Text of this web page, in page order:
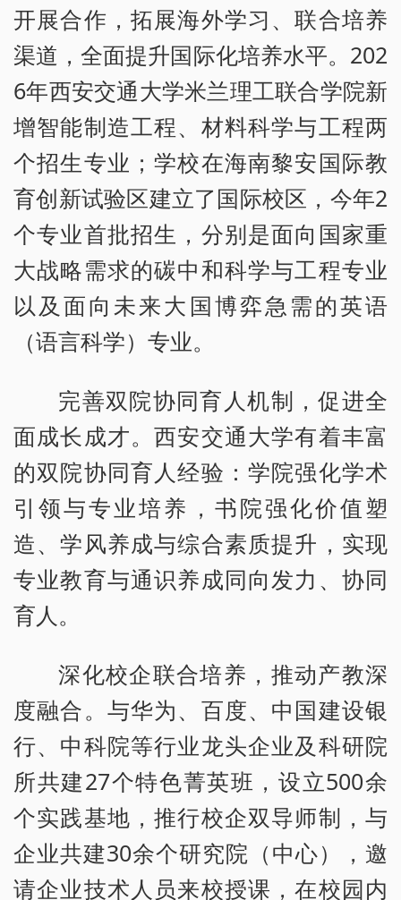
开展合作，拓展海外学习、联合培养
渠道，全面提升国际化培养水平。202
6年西安交通大学米兰理工联合学院新
增智能制造工程、材料科学与工程两
个招生专业；学校在海南黎安国际教
育创新试验区建立了国际校区，今年2
个专业首批招生，分别是面向国家重
大战略需求的碳中和科学与工程专业
以及面向未来大国博弈急需的英语
（语言科学）专业。
完善双院协同育人机制，促进全
面成长成才。西安交通大学有着丰富
的双院协同育人经验：学院强化学术
引领与专业培养，书院强化价值塑
造、学风养成与综合素质提升，实现
专业教育与通识养成同向发力、协同
育人。
深化校企联合培养，推动产教深
度融合。与华为、百度、中国建设银
行、中科院等行业龙头企业及科研院
所共建27个特色菁英班，设立500余
个实践基地，推行校企双导师制，与
企业共建30余个研究院（中心），邀
请企业技术人员来校授课，在校园内